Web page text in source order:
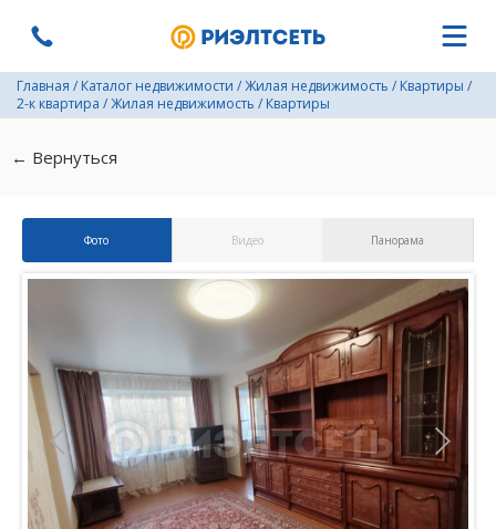
Главная / Каталог недвижимости /Жилая недвижимость / Квартиры /
2-к квартира /Жилая недвижимость / Квартиры
← Вернуться
Фото Видео Панорама